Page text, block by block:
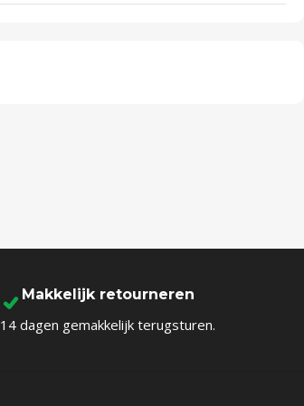
Makkelijk retourneren
14 dagen gemakkelijk terugsturen.